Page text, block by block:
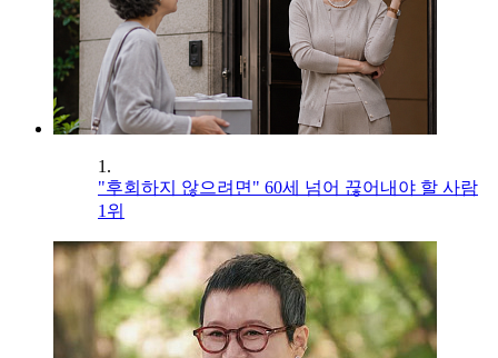
1.
"후회하지 않으려면" 60세 넘어 끊어내야 할 사람
1위